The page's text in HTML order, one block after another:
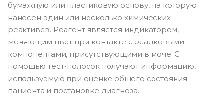
бумажную или пластиковую основу, на которую
нанесен один или несколько химических
реактивов. Реагент является индикатором,
меняющим цвет при контакте с осадковыми
компонентами, присутствующими в моче. С
помощью тест-полосок получают информацию,
используемую при оценке общего состояния
пациента и постановке диагноза.